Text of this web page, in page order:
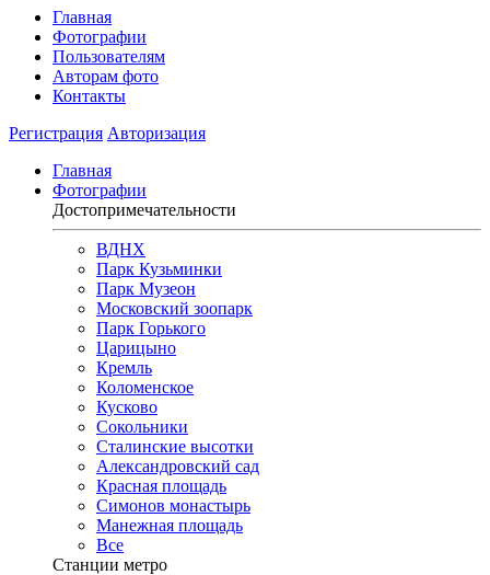
Главная
Фотографии
Пользователям
Авторам фото
Контакты
Регистрация Авторизация
Главная
Фотографии
Достопримечательности
ВДНХ
Парк Кузьминки
Парк Музеон
Московский зоопарк
Парк Горького
Царицыно
Кремль
Коломенское
Кусково
Сокольники
Сталинские высотки
Александровский сад
Красная площадь
Симонов монастырь
Манежная площадь
Все
Станции метро